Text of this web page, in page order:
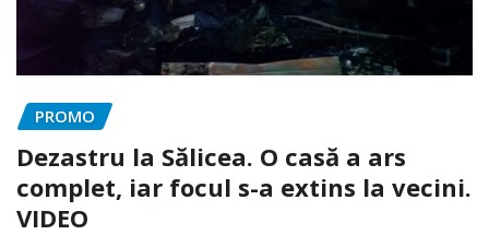
PROMO
Dezastru la Sălicea. O casă a ars
complet, iar focul s-a extins la vecini.
VIDEO